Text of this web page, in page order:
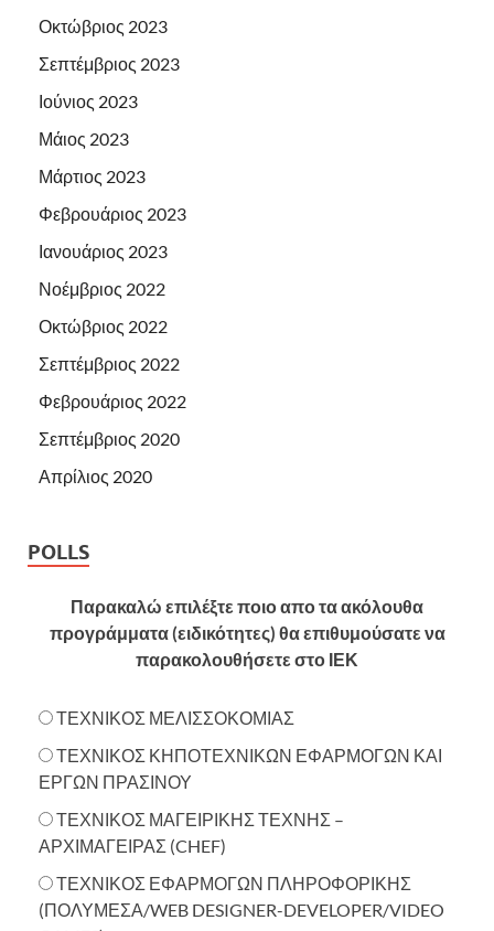
Οκτώβριος 2023
Σεπτέμβριος 2023
Ιούνιος 2023
Μάιος 2023
Μάρτιος 2023
Φεβρουάριος 2023
Ιανουάριος 2023
Νοέμβριος 2022
Οκτώβριος 2022
Σεπτέμβριος 2022
Φεβρουάριος 2022
Σεπτέμβριος 2020
Απρίλιος 2020
POLLS
Παρακαλώ επιλέξτε ποιο απο τα ακόλουθα
προγράμματα (ειδικότητες) θα επιθυμούσατε να
παρακολουθήσετε στο ΙΕΚ
ΤΕΧΝΙΚΟΣ ΜΕΛΙΣΣΟΚΟΜΙΑΣ
ΤΕΧΝΙΚΟΣ ΚΗΠΟΤΕΧΝΙΚΩΝ ΕΦΑΡΜΟΓΩΝ ΚΑΙ
ΕΡΓΩΝ ΠΡΑΣΙΝΟΥ
ΤΕΧΝΙΚΟΣ ΜΑΓΕΙΡΙΚΗΣ ΤΕΧΝΗΣ –
ΑΡΧΙΜΑΓΕΙΡΑΣ (CHEF)
ΤΕΧΝΙΚΟΣ ΕΦΑΡΜΟΓΩΝ ΠΛΗΡΟΦΟΡΙΚΗΣ
(ΠΟΛΥΜΕΣΑ/WEB DESIGNER-DEVELOPER/VIDEO